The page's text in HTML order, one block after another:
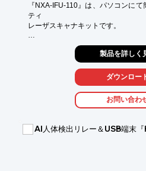
○その他（部品製作等）
焼付塗装　キー加工　各種機械加工
◎詳しくはお問い合わせ、またはカ
『NXA-IFU-110』は、パソコンに
ティ
レーザスキャナキットです。
台座取付部は高さ調整が可能。人に
最大限の安全を確保します。
指定したエリア内から人が離れた後
本体と同時購入で配線設置を行った
【特長】
製品を詳しく
ダウンロー
お問い合わ
AI人体検出リレー＆USB端末『